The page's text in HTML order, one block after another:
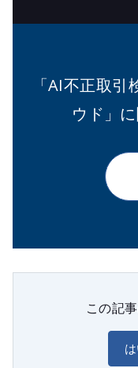
「AI不正取
ウド」
この記